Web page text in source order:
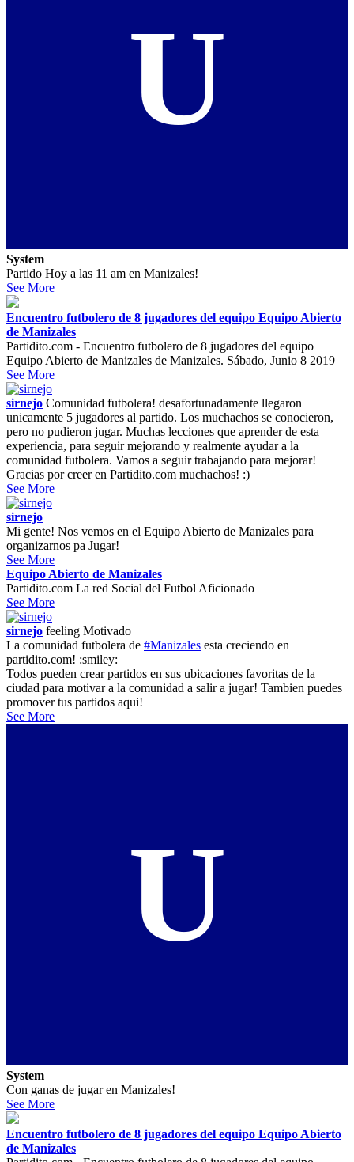
U
System
Partido Hoy a las 11 am en Manizales!
See More
Encuentro futbolero de 8 jugadores del equipo Equipo Abierto
de Manizales
Partidito.com - Encuentro futbolero de 8 jugadores del equipo
Equipo Abierto de Manizales de Manizales. Sábado, Junio 8 2019
See More
sirnejo Comunidad futbolera! desafortunadamente llegaron
unicamente 5 jugadores al partido. Los muchachos se conocieron,
pero no pudieron jugar. Muchas lecciones que aprender de esta
experiencia, para seguir mejorando y realmente ayudar a la
comunidad futbolera. Vamos a seguir trabajando para mejorar!
Gracias por creer en Partidito.com muchachos! :)
See More
sirnejo
Mi gente! Nos vemos en el Equipo Abierto de Manizales para
organizarnos pa Jugar!
See More
Equipo Abierto de Manizales
Partidito.com La red Social del Futbol Aficionado
See More
sirnejo feeling Motivado
La comunidad futbolera de #Manizales esta creciendo en
partidito.com! :smiley:
Todos pueden crear partidos en sus ubicaciones favoritas de la
ciudad para motivar a la comunidad a salir a jugar! Tambien puedes
promover tus partidos aqui!
See More
U
System
Con ganas de jugar en Manizales!
See More
Encuentro futbolero de 8 jugadores del equipo Equipo Abierto
de Manizales